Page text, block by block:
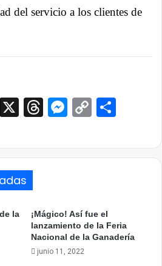
del servicio a los clientes de
Telegram
X ThreadsCopy
la
¡Mágico! Así fue el
lanzamiento de la Feria
Nacional de la Ganadería
junio 11, 2022